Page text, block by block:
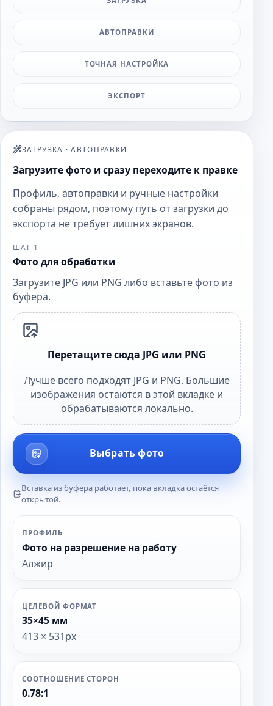
АВТОПРАВКИ
ТОЧНАЯ НАСТРОЙКА
ЭКСПОРТ
ЗАГРУЗКА ·АВТОПРАВКИ
Загрузите фото и сразу переходите к правке
Профиль, автоправки и ручные настройки
собраны рядом, поэтому путь от загрузки до
экспорта не требует лишних экранов.
ШАГ 1
Фото для обработки
Загрузите JPG или PNG либо вставьте фото из
буфера.
Перетащите сюда JPG или PNG
Лучше всего подходят JPG и PNG. Большие
изображения остаются в этой вкладке и
обрабатываются локально.
Выбрать фото
Вставка из буфера работает, пока вкладка остаётся
открытой.
ПРОФИЛЬ
Фото на разрешение на работу
Алжир
ЦЕЛЕВОЙ ФОРМАТ
35×45 мм
413 × 531px
СООТНОШЕНИЕ СТОРОН
0.78:1